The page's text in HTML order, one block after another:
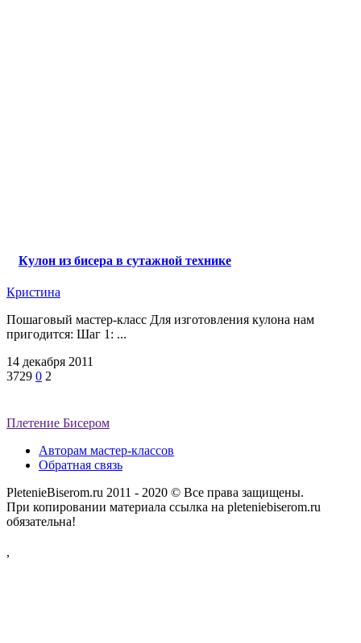
Кулон из бисера в сутажной технике
Кристина
Пошаговый мастер-класс Для изготовления кулона нам
пригодится: Шаг 1: ...
14 декабря 2011
3729 0 2
Плетение Бисером
Авторам мастер-классов
Обратная связь
PletenieBiserom.ru 2011 - 2020 © Все права защищены.
При копировании материала ссылка на pleteniebiserom.ru
обязательна!
,